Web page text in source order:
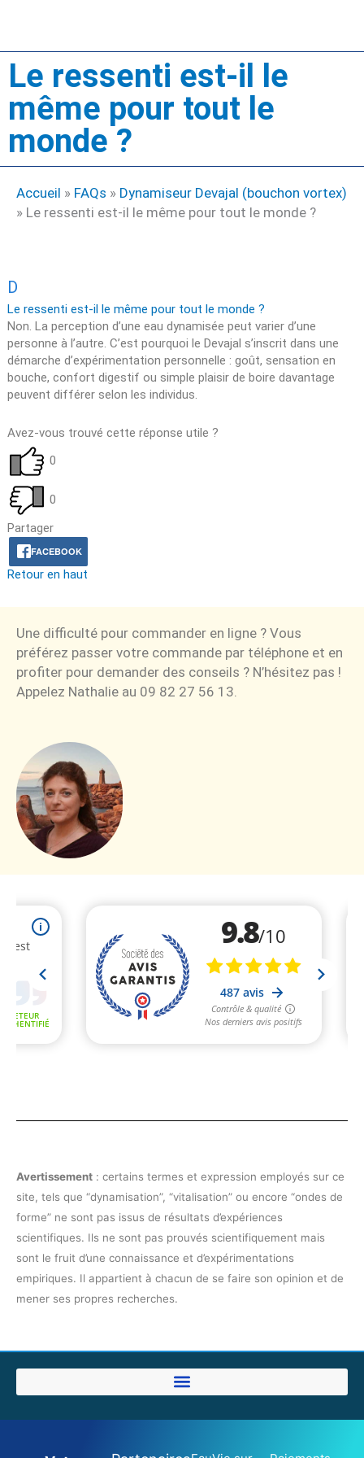
Le ressenti est-il le
même pour tout le
monde ?
Accueil » FAQs » Dynamiseur Devajal (bouchon vortex)
» Le ressenti est-il le même pour tout le monde ?
D
Le ressenti est-il le même pour tout le monde ?
Non. La perception d’une eau dynamisée peut varier d’une
personne à l’autre. C’est pourquoi le Devajal s’inscrit dans une
démarche d’expérimentation personnelle : goût, sensation en
bouche, confort digestif ou simple plaisir de boire davantage
peuvent différer selon les individus.
Avez-vous trouvé cette réponse utile ?
0
0
Partager
FACEBOOK
Retour en haut
Une difficulté pour commander en ligne ? Vous
préférez passer votre commande par téléphone et en
profiter pour demander des conseils ? N’hésitez pas !
Appelez Nathalie au 09 82 27 56 13.
Avertissement : certains termes et expression employés sur ce
site, tels que “dynamisation”, “vitalisation” ou encore “ondes de
forme” ne sont pas issus de résultats d’expériences
scientifiques. Ils ne sont pas prouvés scientifiquement mais
sont le fruit d’une connaissance et d’expérimentations
empiriques. Il appartient à chacun de se faire son opinion et de
mener ses propres recherches.